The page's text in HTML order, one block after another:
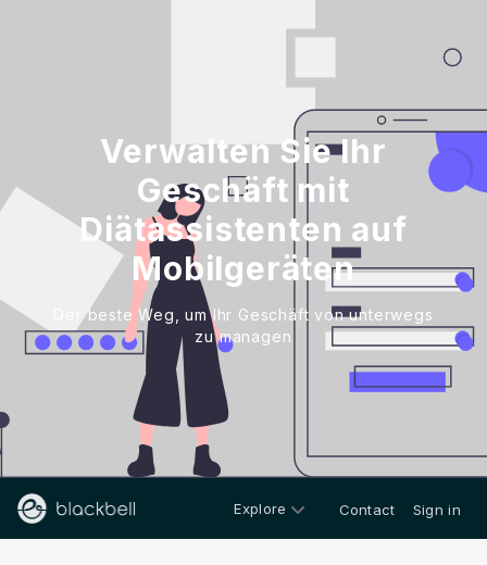
Verwalten Sie Ihr
Geschäft mit
Diätassistenten auf
Mobilgeräten
Der beste Weg, um Ihr Geschäft von unterwegs
zu managen
Explore Contact Sign in